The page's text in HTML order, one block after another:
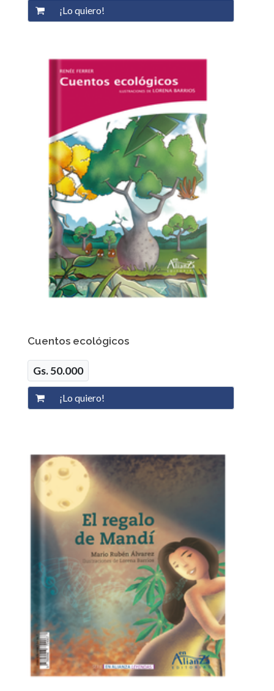
Cuentos ecológicos
Gs. 50.000